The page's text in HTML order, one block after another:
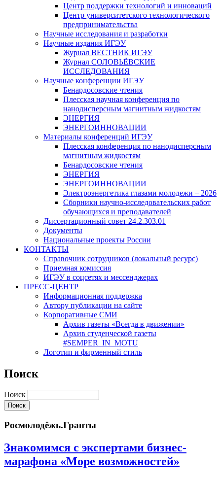
Центр поддержки технологий и инноваций
Центр университетского технологического
предпринимательства
Научные исследования и разработки
Научные издания ИГЭУ
Журнал ВЕСТНИК ИГЭУ
Журнал СОЛОВЬЁВСКИЕ
ИССЛЕДОВАНИЯ
Научные конференции ИГЭУ
Бенардосовские чтения
Плесская научная конференция по
нанодисперсным магнитным жидкостям
ЭНЕРГИЯ
ЭНЕРГОИННОВАЦИИ
Материалы конференций ИГЭУ
Плесская конференция по нанодисперсным
магнитным жидкостям
Бенардосовские чтения
ЭНЕРГИЯ
ЭНЕРГОИННОВАЦИИ
Электроэнергетика глазами молодежи – 2026
Сборники научно-исследовательских работ
обучающихся и преподавателей
Диссертационный совет 24.2.303.01
Документы
Национальные проекты России
КОНТАКТЫ
Cправочник сотрудников (локальный ресурс)
Приемная комиссия
ИГЭУ в соцсетях и мессенджерах
ПРЕСС-ЦЕНТР
Информационная поддержка
Автору публикации на сайте
Корпоративные СМИ
Архив газеты «Всегда в движении»
Архив студенческой газеты
#SEMPER_IN_MOTU
Логотип и фирменный стиль
Поиск
Поиск
Росмолодёжь.Гранты
Знакомимся с экспертами бизнес-
марафона «Море возможностей»